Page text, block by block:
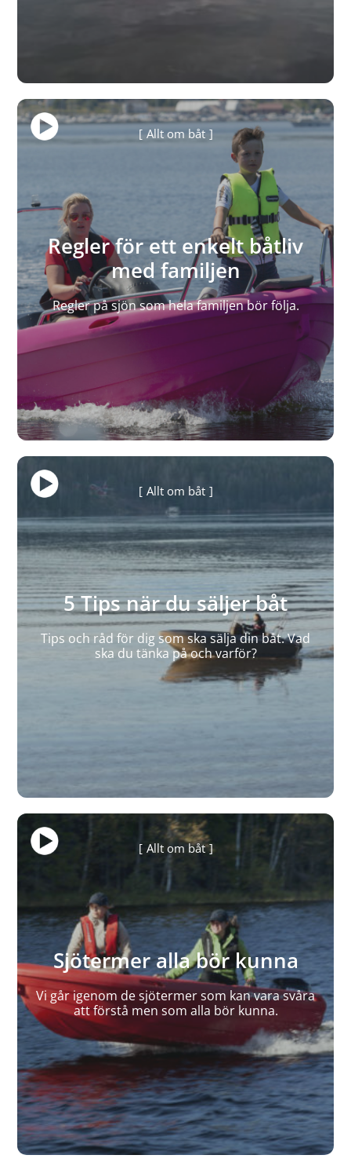
Allt om båt
Regler för ett enkelt båtliv
med familjen
Regler på sjön som hela familjen bör följa.
Allt om båt
5 Tips när du säljer båt
Tips och råd för dig som ska sälja din båt. Vad
ska du tänka på och varför?
Allt om båt
Sjötermer alla bör kunna
Vi går igenom de sjötermer som kan vara svåra
att förstå men som alla bör kunna.